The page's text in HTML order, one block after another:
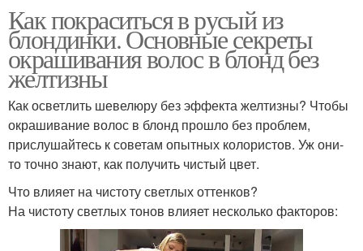
Как покраситься в русый из
блондинки. Основные секреты
окрашивания волос в блонд без
желтизны
Как осветлить шевелюру без эффекта желтизны? Чтобы
окрашивание волос в блонд прошло без проблем,
прислушайтесь к советам опытных колористов. Уж они-
то точно знают, как получить чистый цвет.
Что влияет на чистоту светлых оттенков?
На чистоту светлых тонов влияет несколько факторов: